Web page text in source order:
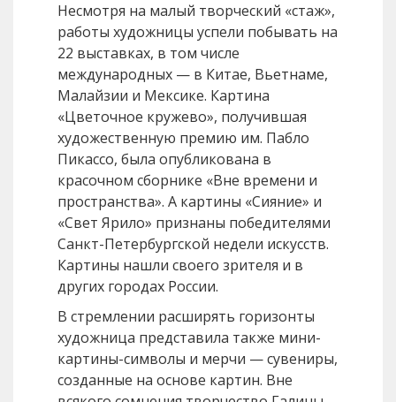
Несмотря на малый творческий «стаж»,
работы художницы успели побывать на
22 выставках, в том числе
международных — в Китае, Вьетнаме,
Малайзии и Мексике. Картина
«Цветочное кружево», получившая
художественную премию им. Пабло
Пикассо, была опубликована в
красочном сборнике «Вне времени и
пространства». А картины «Сияние» и
«Свет Ярило» признаны победителями
Санкт-Петербургской недели искусств.
Картины нашли своего зрителя и в
других городах России.
В стремлении расширять горизонты
художница представила также мини-
картины-символы и мерчи — сувениры,
созданные на основе картин. Вне